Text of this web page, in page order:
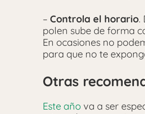
– Controla el horario.
polen sube de forma
En ocasiones no
para que no te
Otras
Este año va a ser